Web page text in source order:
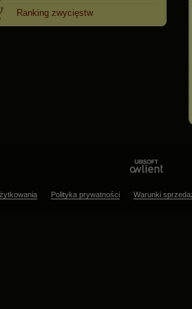
Ranking zwycięstw
Polityka prywatności Warunki